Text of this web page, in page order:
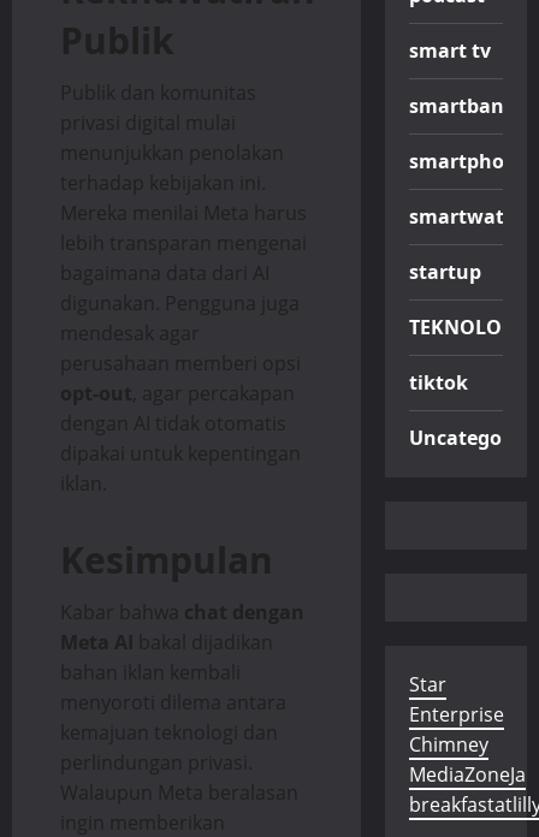
Publik
Publik dan komunitas
privasi digital mulai
menunjukkan penolakan
terhadap kebijakan ini.
Mereka menilai Meta harus
lebih transparan mengenai
bagaimana data dari AI
digunakan. Pengguna juga
mendesak agar
perusahaan memberi opsi
opt-out, agar percakapan
dengan AI tidak otomatis
dipakai untuk kepentingan
iklan.
Kesimpulan
Kabar bahwa chat dengan
Meta AI bakal dijadikan
bahan iklan kembali
menyoroti dilema antara
kemajuan teknologi dan
perlindungan privasi.
Walaupun Meta beralasan
ingin memberikan
smart tv
smartband
smartphone
smartwatch
startup
TEKNOLOGI
tiktok
Star
Enterprise
Chimney
MediaZoneJa